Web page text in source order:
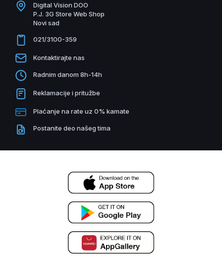
Digital Vision DOO
P.J. 3G Store Web Shop
Novi sad
021/3100-359
Kontaktirajte nas
Radnim danom 8h-14h
Reklamacije i pritužbe
Plaćanje na rate uz 0% kamate
Postanite deo našeg tima